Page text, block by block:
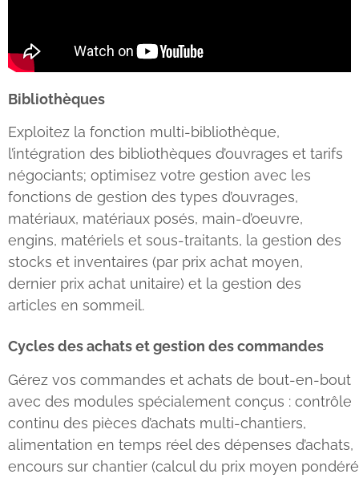
Bibliothèques
Exploitez la fonction multi-bibliothèque,
l’intégration des bibliothèques d’ouvrages et tarifs
négociants; optimisez votre gestion avec les
fonctions de gestion des types d’ouvrages,
matériaux, matériaux posés, main-d’oeuvre,
engins, matériels et sous-traitants, la gestion des
stocks et inventaires (par prix achat moyen,
dernier prix achat unitaire) et la gestion des
articles en sommeil.
Cycles des achats et gestion des commandes
Gérez vos commandes et achats de bout-en-bout
avec des modules spécialement conçus : contrôle
continu des pièces d’achats multi-chantiers,
alimentation en temps réel des dépenses d’achats,
encours sur chantier (calcul du prix moyen pondéré